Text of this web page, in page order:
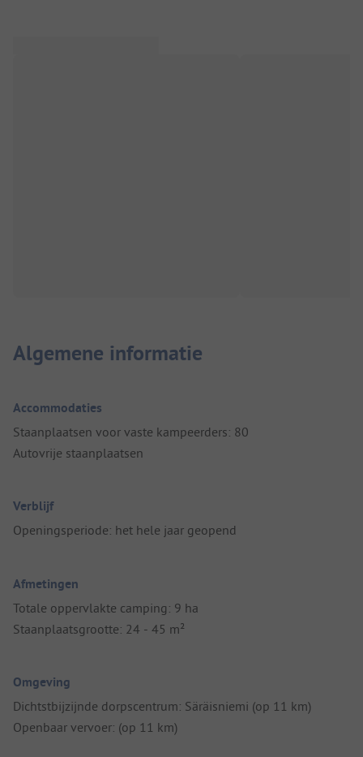
Algemene informatie
Accommodaties
Staanplaatsen voor vaste kampeerders: 80
Autovrije staanplaatsen
Verblijf
Openingsperiode: het hele jaar geopend
Afmetingen
Totale oppervlakte camping: 9 ha
Staanplaatsgrootte: 24 - 45 m²
Omgeving
Dichtstbijzijnde dorpscentrum: Säräisniemi (op 11 km)
Openbaar vervoer: (op 11 km)